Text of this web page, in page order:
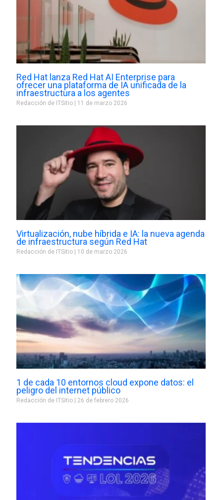
Red Hat lanza Red Hat AI Enterprise para
ofrecer una plataforma de IA unificada de la
infraestructura a los agentes
Redacción de ITSitio 11 de marzo 2026
Virtualización, nube híbrida e IA: la nueva agenda
de infraestructura según Red Hat
Redacción de ITSitio 10 de marzo 2026
1 de cada 10 entornos cloud expone datos: el
peligro del internet público
Redacción de ITSitio 26 de febrero 2026